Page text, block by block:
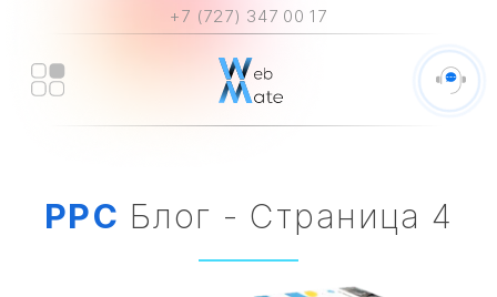
+7 (727) 347 00 17
PPC Блог - Страница 4